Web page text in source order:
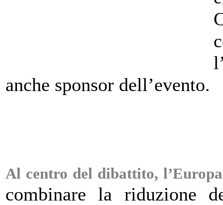
anche sponsor dell’evento.
Al centro del dibattito, l’Europa
combinare la riduzione